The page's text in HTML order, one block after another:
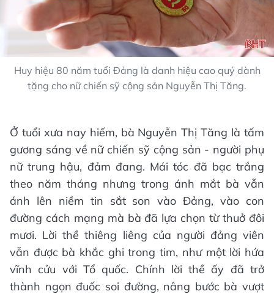
Huy hiệu 80 năm tuổi Đảng là danh hiệu cao quý dành
tặng cho nữ chiến sỹ cộng sản Nguyễn Thị Tăng.
Ở tuổi xưa nay hiếm, bà Nguyễn Thị Tăng là tấm
gương sáng về nữ chiến sỹ cộng sản - người phụ
nữ trung hậu, đảm đang. Mái tóc đã bạc trắng
theo năm tháng nhưng trong ánh mắt bà vẫn
ánh lên niềm tin sắt son vào Đảng, vào con
đường cách mạng mà bà đã lựa chọn từ thuở đôi
mươi. Lời thề thiêng liêng của người đảng viên
vẫn được bà khắc ghi trong tim, như một lời hứa
vĩnh cửu với Tổ quốc. Chính lời thề ấy đã trở
thành ngọn đuốc soi đường, nâng bước bà vượt